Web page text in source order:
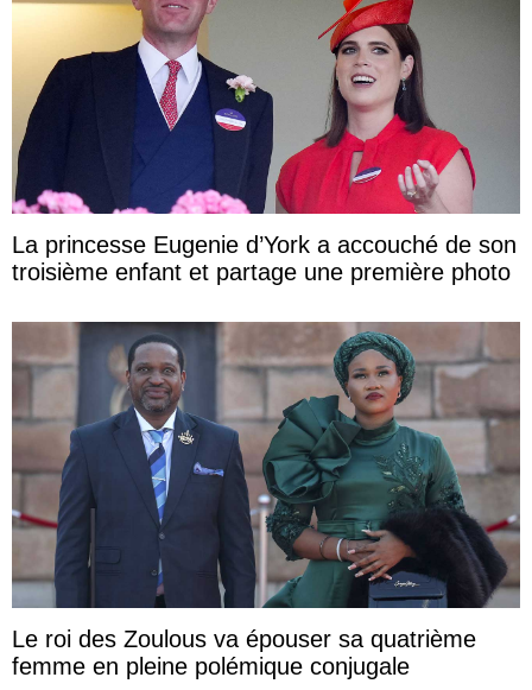
La princesse Eugenie d’York a accouché de son
troisième enfant et partage une première photo
Le roi des Zoulous va épouser sa quatrième
femme en pleine polémique conjugale